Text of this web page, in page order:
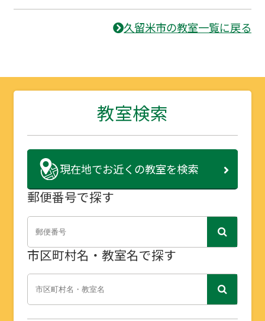
久留米市の教室一覧に戻る
教室検索
現在地でお近くの教室を検索
郵便番号で探す
市区町村名・教室名で探す